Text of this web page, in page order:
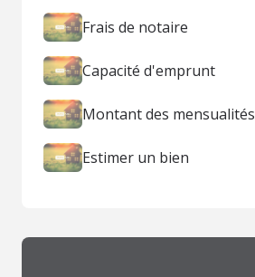
Frais de notaire
Capacité d'emprunt
Montant des mensualités
Estimer un bien